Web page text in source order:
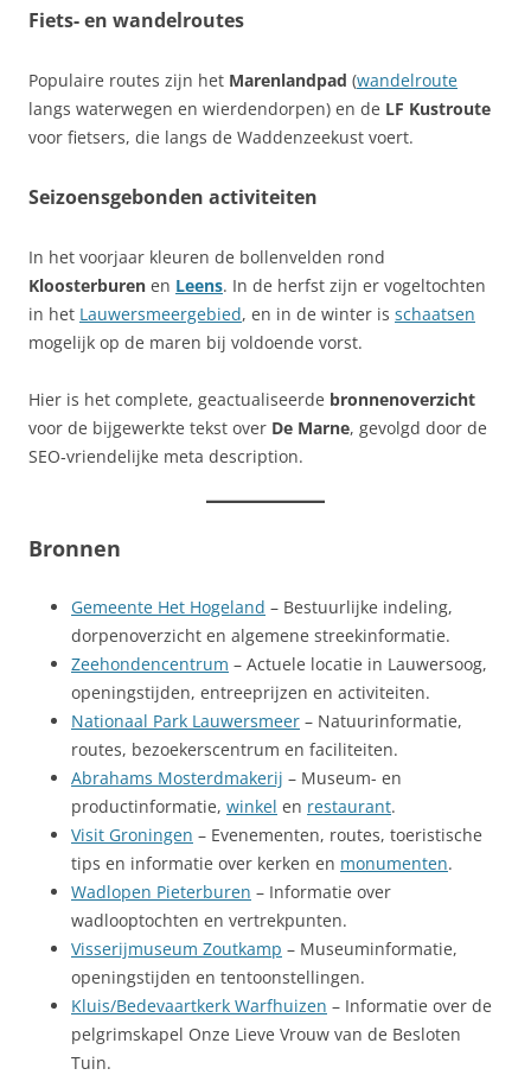
Fiets- en wandelroutes
Populaire routes zijn het Marenlandpad (wandelroute
langs waterwegen en wierdendorpen) en de LF Kustroute
voor fietsers, die langs de Waddenzeekust voert.
Seizoensgebonden activiteiten
In het voorjaar kleuren de bollenvelden rond
Kloosterburen en Leens. In de herfst zijn er vogeltochten
in het Lauwersmeergebied, en in de winter is schaatsen
mogelijk op de maren bij voldoende vorst.
Hier is het complete, geactualiseerde bronnenoverzicht
voor de bijgewerkte tekst over De Marne, gevolgd door de
SEO‑vriendelijke meta description.
Bronnen
Gemeente Het Hogeland – Bestuurlijke indeling,
dorpenoverzicht en algemene streekinformatie.
Zeehondencentrum – Actuele locatie in Lauwersoog,
openingstijden, entreeprijzen en activiteiten.
Nationaal Park Lauwersmeer – Natuurinformatie,
routes, bezoekerscentrum en faciliteiten.
Abrahams Mosterdmakerij – Museum- en
productinformatie, winkel en restaurant.
Visit Groningen – Evenementen, routes, toeristische
tips en informatie over kerken en monumenten.
Wadlopen Pieterburen – Informatie over
wadlooptochten en vertrekpunten.
Visserijmuseum Zoutkamp – Museuminformatie,
openingstijden en tentoonstellingen.
Kluis/Bedevaartkerk Warfhuizen – Informatie over de
pelgrimskapel Onze Lieve Vrouw van de Besloten
Tuin.